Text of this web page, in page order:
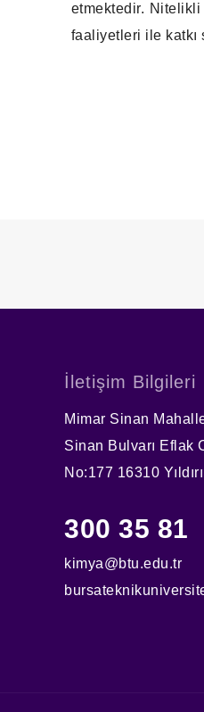
etmektedir.
faaliyetleri ile katkı
İletişim Bilgileri
Mimar Sinan
Sinan Bulvarı Eflak
No:177 16310
300 35 81
kimya@btu.edu.tr